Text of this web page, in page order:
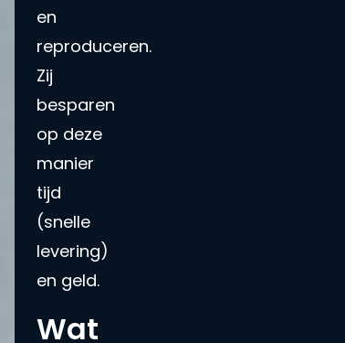
en
reproduceren.
Zij
besparen
op deze
manier
tijd
(snelle
levering)
en geld.
Wat